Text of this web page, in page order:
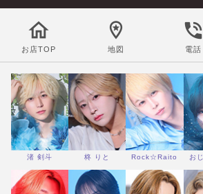
お店TOP 地図 電話
渚 剣斗 柊 りと Rock☆Raito お